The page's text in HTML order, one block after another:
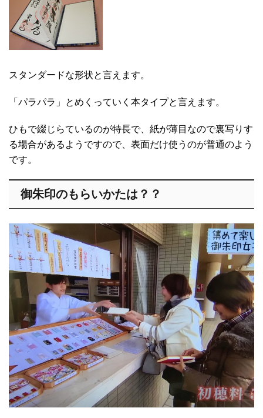
スタンダードな形状と言えます。
「パラパラ」とめくっていく本タイプと言えます。
ひもで綴じらているのが特長で、紙が薄目なので裏写りす
る場合があるようですので、表面だけ使うのが普通のよう
です。
御朱印のもらいかたは？？